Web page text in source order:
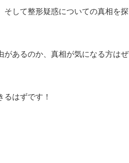
して整形疑惑についての真相を探
あるのか、真相が気になる方はぜ
はずです！